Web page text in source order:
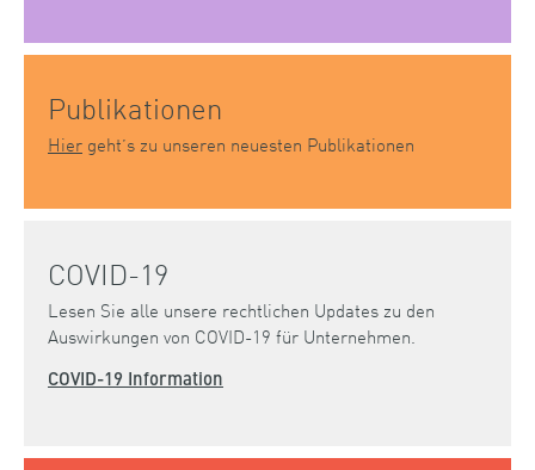
Publikationen
Hier geht’s zu unseren neuesten Publikationen
COVID-19
Lesen Sie alle unsere rechtlichen Updates zu den
Auswirkungen von COVID-19 für Unternehmen.
COVID-19 Information